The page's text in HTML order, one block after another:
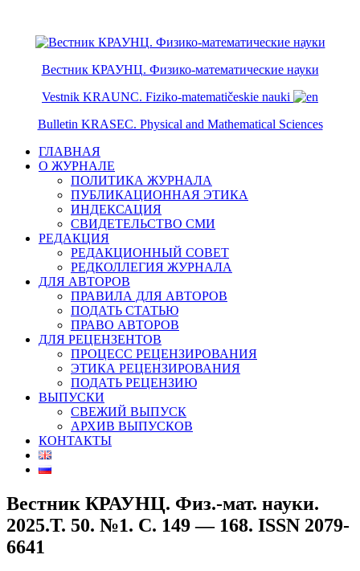
Вестник КРАУНЦ. Физико-математические науки
Vestnik KRAUNC. Fiziko-matematičeskie nauki
Bulletin KRASEC. Physical and Mathematical Sciences
ГЛАВНАЯ
О ЖУРНАЛЕ
ПОЛИТИКА ЖУРНАЛА
ПУБЛИКАЦИОННАЯ ЭТИКА
ИНДЕКСАЦИЯ
СВИДЕТЕЛЬСТВО СМИ
РЕДАКЦИЯ
РЕДАКЦИОННЫЙ СОВЕТ
РЕДКОЛЛЕГИЯ ЖУРНАЛА
ДЛЯ АВТОРОВ
ПРАВИЛА ДЛЯ АВТОРОВ
ПОДАТЬ СТАТЬЮ
ПРАВО АВТОРОВ
ДЛЯ РЕЦЕНЗЕНТОВ
ПРОЦЕСС РЕЦЕНЗИРОВАНИЯ
ЭТИКА РЕЦЕНЗИРОВАНИЯ
ПОДАТЬ РЕЦЕНЗИЮ
ВЫПУСКИ
СВЕЖИЙ ВЫПУСК
АРХИВ ВЫПУСКОВ
КОНТАКТЫ
Вестник КРАУНЦ. Физ.-мат. науки.
2025.Т. 50. №1. C. 149 — 168. ISSN 2079-
6641